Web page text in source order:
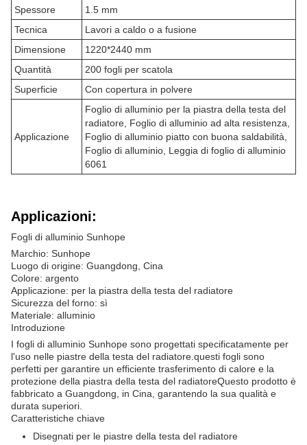
Spessore
1.5 mm
Tecnica
Lavori a caldo o a fusione
Dimensione
1220*2440 mm
Quantità
200 fogli per scatola
Superficie
Con copertura in polvere
Applicazione
Foglio di alluminio per la piastra della testa del
radiatore, Foglio di alluminio ad alta resistenza,
Foglio di alluminio piatto con buona saldabilità,
Foglio di alluminio, Leggia di foglio di alluminio
6061
Applicazioni:
Fogli di alluminio Sunhope
Marchio: Sunhope
Luogo di origine: Guangdong, Cina
Colore: argento
Applicazione: per la piastra della testa del radiatore
Sicurezza del forno: sì
Materiale: alluminio
Introduzione
I fogli di alluminio Sunhope sono progettati specificatamente per
l'uso nelle piastre della testa del radiatore.questi fogli sono
perfetti per garantire un efficiente trasferimento di calore e la
protezione della piastra della testa del radiatoreQuesto prodotto è
fabbricato a Guangdong, in Cina, garantendo la sua qualità e
durata superiori.
Caratteristiche chiave
Disegnati per le piastre della testa del radiatore